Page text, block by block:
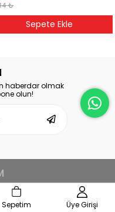
₺
Sepete Ekle
haberdar olmak
olun!
A/B Kağıthane/İstanbul
Sepetim Üye Girişi